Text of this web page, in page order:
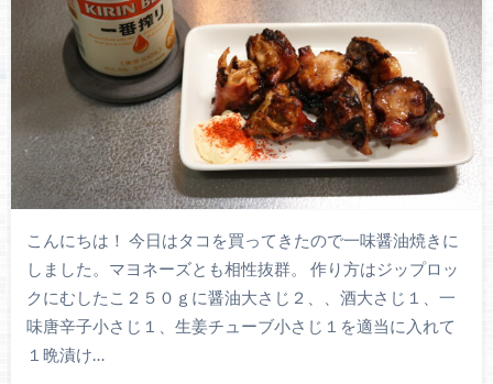
こんにちは！ 今日はタコを買ってきたので一味醤油焼きに
しました。マヨネーズとも相性抜群。 作り方はジップロッ
クにむしたこ２５０ｇに醤油大さじ２、、酒大さじ１、一
味唐辛子小さじ１、生姜チューブ小さじ１を適当に入れて
１晩漬け…